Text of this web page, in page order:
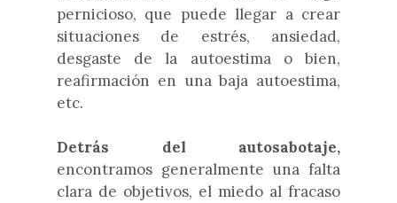
pernicioso, que puede llegar a crear
situaciones de estrés, ansiedad,
desgaste de la autoestima o bien,
reafirmación en una baja autoestima,
etc.
Detrás del autosabotaje,
encontramos generalmente una falta
clara de objetivos, el miedo al fracaso